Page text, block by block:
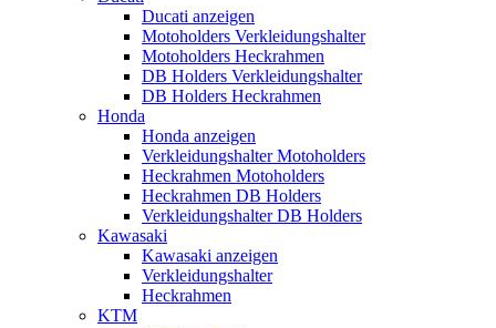
Ducati anzeigen
Motoholders Verkleidungshalter
Motoholders Heckrahmen
DB Holders Verkleidungshalter
DB Holders Heckrahmen
Honda
Honda anzeigen
Verkleidungshalter Motoholders
Heckrahmen Motoholders
Heckrahmen DB Holders
Verkleidungshalter DB Holders
Kawasaki
Kawasaki anzeigen
Verkleidungshalter
Heckrahmen
KTM